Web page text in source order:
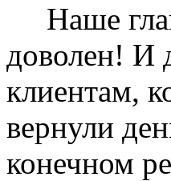
Наше
доволен! И
клиентам,
вернули
конечном